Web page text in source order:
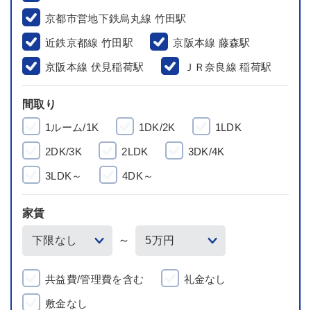
京都市営地下鉄烏丸線 竹田駅
近鉄京都線 竹田駅 京阪本線 藤森駅
京阪本線 伏見稲荷駅 ＪＲ奈良線 稲荷駅
間取り
1ルーム/1K
1DK/2K 1LDK
2DK/3K 2LDK 3DK/4K
3LDK～ 4DK～
家賃
～
共益費/管理費を含む 礼金なし
敷金なし